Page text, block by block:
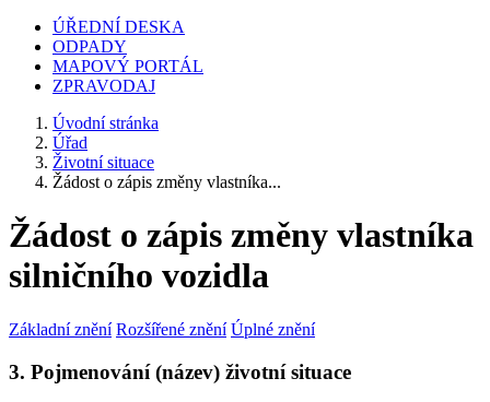
ÚŘEDNÍ DESKA
ODPADY
MAPOVÝ PORTÁL
ZPRAVODAJ
Úvodní stránka
Úřad
Životní situace
Žádost o zápis změny vlastníka...
Žádost o zápis změny vlastníka
silničního vozidla
Základní znění Rozšířené znění Úplné znění
3. Pojmenování (název) životní situace